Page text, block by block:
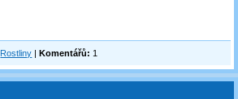
Rostliny |Komentářů: 1